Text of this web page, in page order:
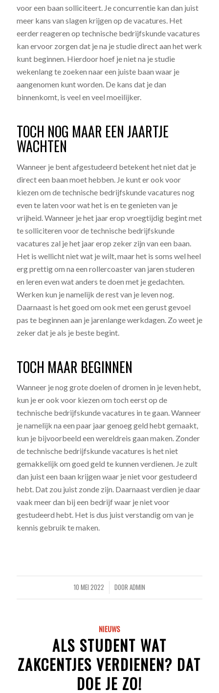
voor een baan solliciteert. Je concurrentie kan dan juist
meer kans van slagen krijgen op de vacatures. Het
eerder reageren op technische bedrijfskunde vacatures
kan ervoor zorgen dat je na je studie direct aan het werk
kunt beginnen. Hierdoor hoef je niet na je studie
wekenlang te zoeken naar een juiste baan waar je
aangenomen kunt worden. De kans dat je dan
binnenkomt, is veel en veel moeilijker.
TOCH NOG MAAR EEN JAARTJE
WACHTEN
Wanneer je bent afgestudeerd betekent het niet dat je
direct een baan moet hebben. Je kunt er ook voor
kiezen om de technische bedrijfskunde vacatures nog
even te laten voor wat het is en te genieten van je
vrijheid. Wanneer je het jaar erop vroegtijdig begint met
te solliciteren voor de technische bedrijfskunde
vacatures zal je het jaar erop zeker zijn van een baan.
Het is wellicht niet wat je wilt, maar het is soms wel heel
erg prettig om na een rollercoaster van jaren studeren
en leren even wat anders te doen met je gedachten.
Werken kun je namelijk de rest van je leven nog.
Daarnaast is het goed om ook met een gerust gevoel
pas te beginnen aan je jarenlange werkdagen. Zo weet je
zeker dat je als je beste begint.
TOCH MAAR BEGINNEN
Wanneer je nog grote doelen of dromen in je leven hebt,
kun je er ook voor kiezen om toch eerst op de
technische bedrijfskunde vacatures in te gaan. Wanneer
je namelijk na een paar jaar genoeg geld hebt gemaakt,
kun je bijvoorbeeld een wereldreis gaan maken. Zonder
de technische bedrijfskunde vacatures is het niet
gemakkelijk om goed geld te kunnen verdienen. Je zult
dan juist een baan krijgen waar je niet voor gestudeerd
hebt. Dat zou juist zonde zijn. Daarnaast verdien je daar
vaak meer dan bij een bedrijf waar je niet voor
gestudeerd hebt. Het is dus juist verstandig om van je
kennis gebruik te maken.
10 MEI 2022
/ DOOR ADMIN
NIEUWS
ALS STUDENT WAT
ZAKCENTJES VERDIENEN? DAT
DOE JE ZO!